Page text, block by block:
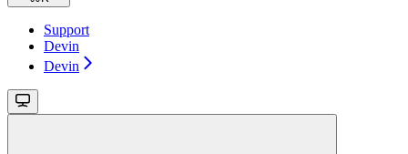
Support
Devin
Devin